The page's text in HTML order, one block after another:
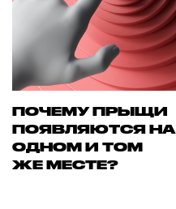
ПОЧЕМУ ПРЫЩИ
ПОЯВЛЯЮТСЯ НА
ОДНОМ И ТОМ
ЖЕ МЕСТЕ?